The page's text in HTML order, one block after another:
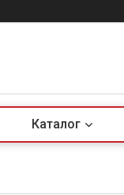
Каталог